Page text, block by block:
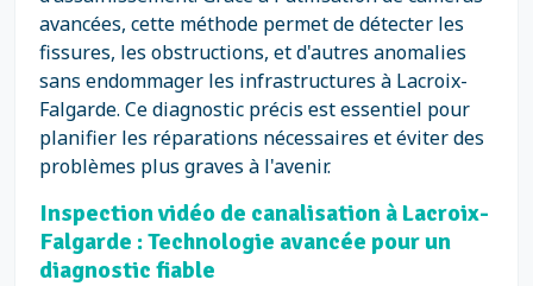
avancées, cette méthode permet de détecter les
fissures, les obstructions, et d'autres anomalies
sans endommager les infrastructures à Lacroix-
Falgarde. Ce diagnostic précis est essentiel pour
planifier les réparations nécessaires et éviter des
problèmes plus graves à l'avenir.
Inspection vidéo de canalisation à Lacroix-
Falgarde : Technologie avancée pour un
diagnostic fiable